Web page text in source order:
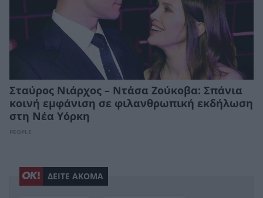
Σταύρος Νιάρχος – Ντάσα Ζούκοβα: Σπάνια
κοινή εμφάνιση σε φιλανθρωπική εκδήλωση
στη Νέα Υόρκη
PEOPLE
ΔΕΙΤΕ ΑΚΟΜΑ